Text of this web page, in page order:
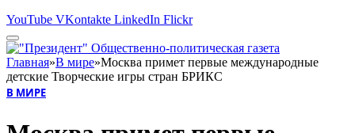
YouTube VKontakte LinkedIn Flickr
Главная»В мире»Москва примет первые международные
детские Творческие игры стран БРИКС
В МИРЕ